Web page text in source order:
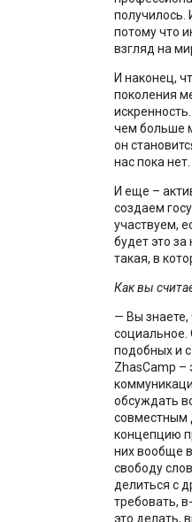
получилось.
потому что
взгляд на
И наконец,
поколения
чем больше
он
нас пока
И еще –
создаем
участвуем,
будет это за
такая, в
Как вы
— Вы
социальное.
подобных и
ZhasCamp
обсуждать
совместным
концепцию
них вообще
свободу
делиться с
требовать,
это делать,